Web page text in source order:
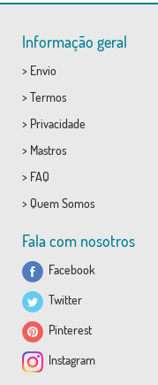
Informação geral
> Envio
> Termos
> Privacidade
> Mastros
> FAQ
> Quem Somos
Fala com nosotros
Facebook
Twitter
Pinterest
Instagram